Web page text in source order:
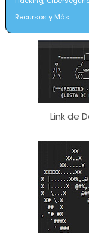
Recursos y Más...
Link de